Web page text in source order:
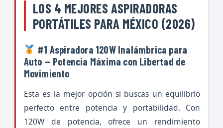
LOS 4 MEJORES ASPIRADORAS
PORTÁTILES PARA MÉXICO (2026)
#1 Aspiradora 120W Inalámbrica para
Auto — Potencia Máxima con Libertad de
Movimiento
Esta es la mejor opción si buscas un equilibrio
perfecto entre potencia y portabilidad. Con
120W de potencia, ofrece un rendimiento